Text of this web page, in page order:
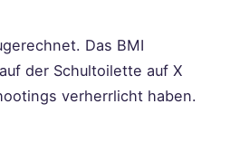
Das BMI
der Schultoilette auf X
verherrlicht haben.